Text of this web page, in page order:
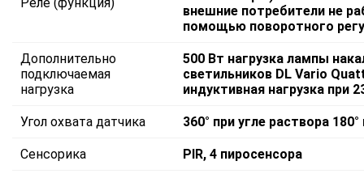
внешние потребители не
помощью поворотного
Дополнительно
подключаемая
нагрузка
500 Вт нагрузка лампы
светильников DL Vario
индуктивная нагрузка при
Угол охвата датчика 360° при угле раствора
Сенсорика PIR, 4 пиросенсора